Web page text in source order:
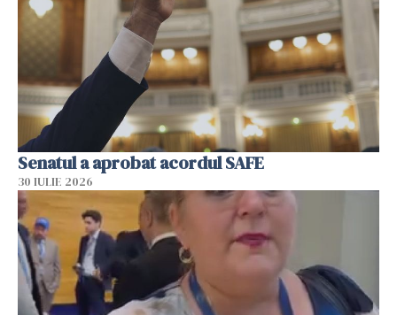
Senatul a aprobat acordul SAFE
30 IULIE 2026